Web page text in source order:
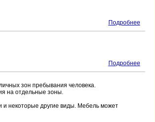
Подробнее
Подробнее
зон пребывания человека.
на отдельные зоны.
и некоторые другие виды. Мебель может